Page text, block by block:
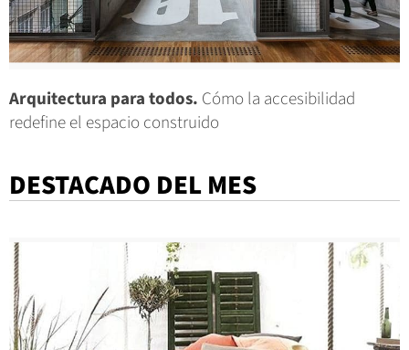
Arquitectura para todos. Cómo la accesibilidad
redefine el espacio construido
DESTACADO DEL MES